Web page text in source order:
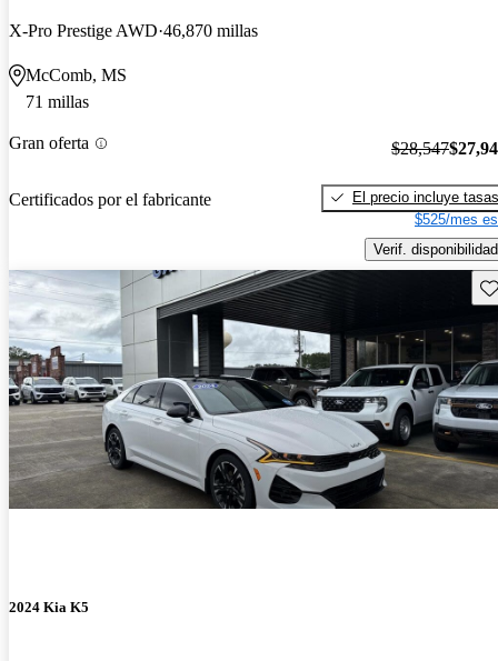
X-Pro Prestige AWD 46,870 millas
McComb, MS
71 millas
Gran oferta
Certificados por el fabricante
$28,547
El precio incluye tasas
$525/mes
Verif. disponibilidad
2024 Kia K5